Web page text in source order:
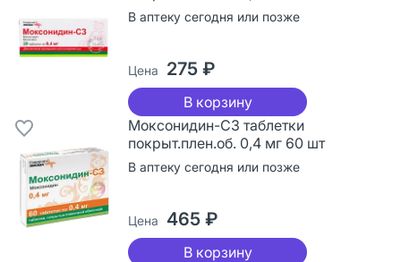
В аптеку сегодня или позже
Цена 275 ₽
В корзину
Моксонидин-СЗ таблетки
покрыт.плен.об. 0,4 мг 60 шт
В аптеку сегодня или позже
Цена 465 ₽
В корзину